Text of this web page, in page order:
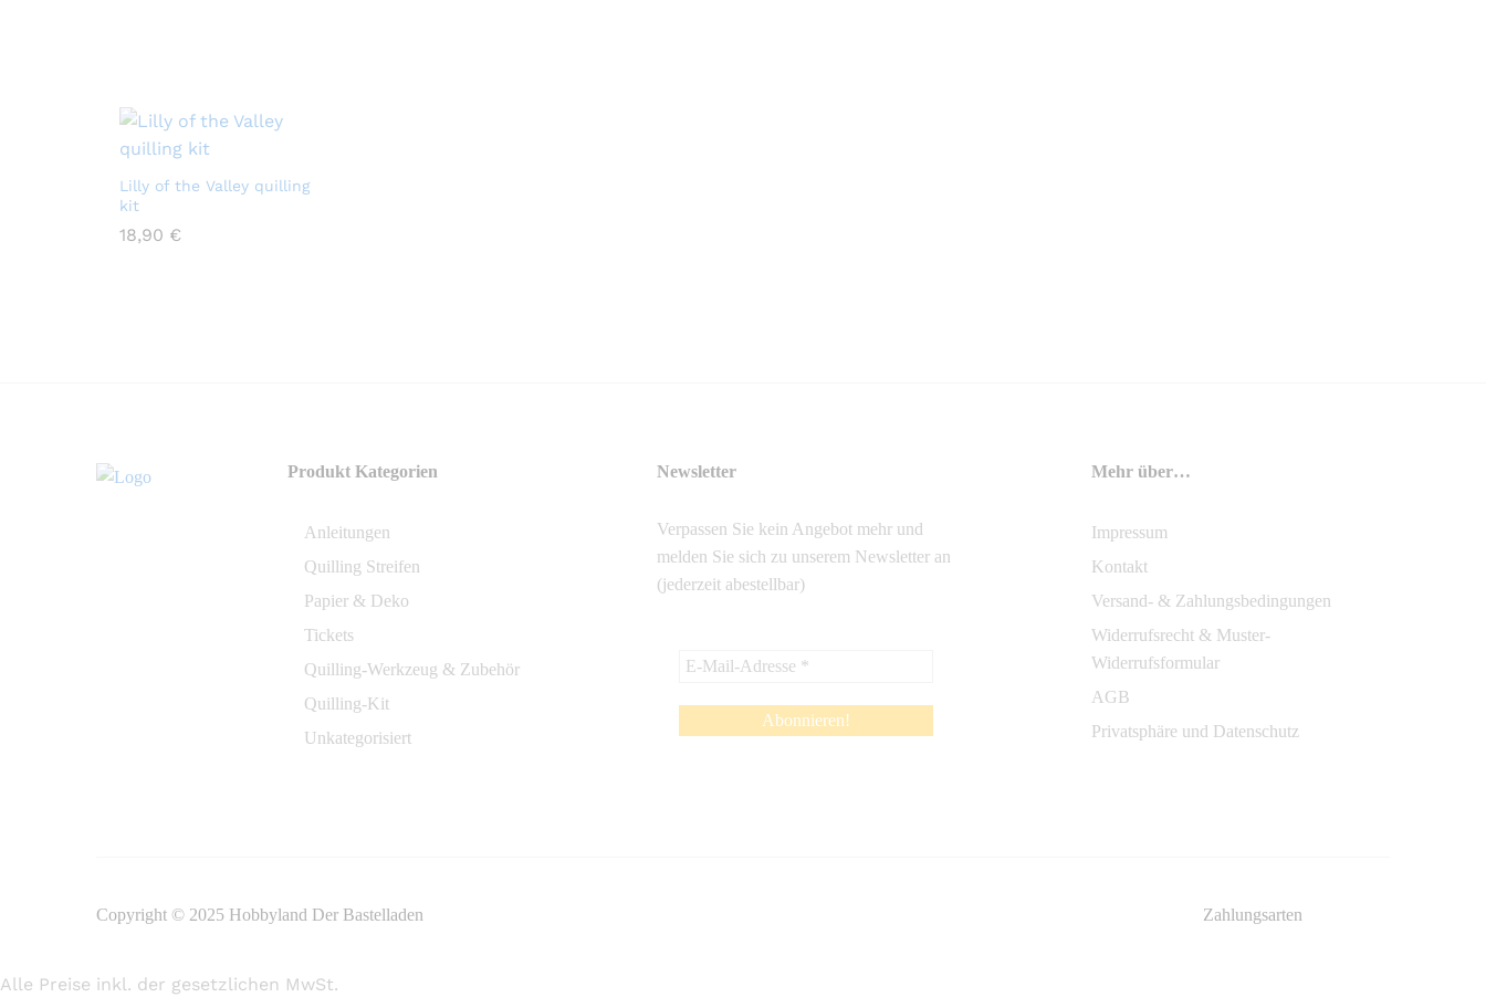
Lilly of the Valley quilling
kit
18,90 €
18,90 €
Produkt Kategorien
Anleitungen
Quilling Streifen
Papier & Deko
Tickets
Quilling-Werkzeug & Zubehör
Quilling-Kit
Unkategorisiert
Newsletter
Verpassen Sie kein Angebot mehr und
melden Sie sich zu unserem Newsletter an
(jederzeit abestellbar)
Mehr über…
Impressum
Kontakt
Versand- & Zahlungsbedingungen
Widerrufsrecht & Muster-
Widerrufsformular
AGB
Privatsphäre und Datenschutz
Copyright © 2025 Hobbyland Der Bastelladen Zahlungsarten
Alle Preise inkl. der gesetzlichen MwSt.